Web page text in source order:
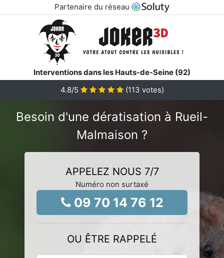
Partenaire du réseau
Interventions dans les Hauts-de-Seine (92)
4.8/5 (113 votes)
Besoin d'une dératisation à Rueil-
Malmaison ?
APPELEZ NOUS 7/7
Numéro non surtaxé
09 70 14 76 12
OU ÊTRE RAPPELÉ